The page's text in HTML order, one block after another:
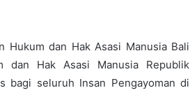
Hukum dan Hak Asasi Manusia Bali
dan Hak Asasi Manusia Republik
bagi seluruh Insan Pengayoman di